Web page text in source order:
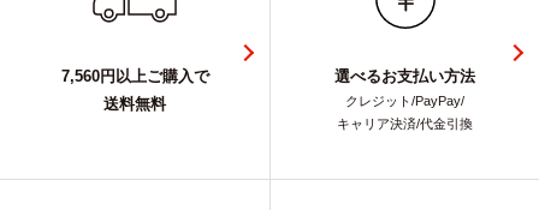
7,560円以上ご購入で
送料無料
選べるお支払い方法
クレジット/PayPay/
キャリア決済/代金引換